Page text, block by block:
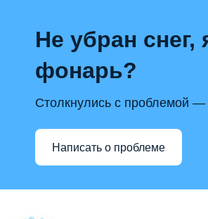
Не убран снег,
фонарь?
Столкнулись с проблемой
Написать о проблеме